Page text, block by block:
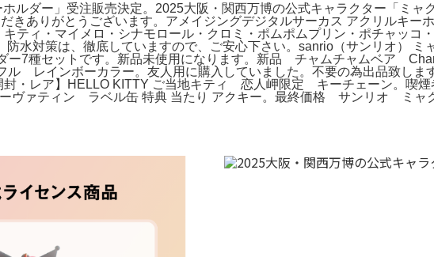
ルダー」受注販売決定。2025大阪・関西万博の公式キャラクター「ミャ
きありがとうございます。アメイジングデジタルサーカス アクリルキー
ティ・マイメロ・シナモロール・クロミ・ポムポムプリン・ポチャッコ
水対策は、徹底していますので、ご安心下さい。sanrio（サンリオ） ミ
7種セットです。新品未使用になります。新品 チャムチャムベア
ル レインボーカラー。友人用に購入していました。不要の為出品致しま
封・レア】HELLO KITTY ご当地キティ 恋人岬限定 キーチェーン。喫
ーヴァティン ラベル缶 特典 当たり アクキー。最終価格 サンリオ